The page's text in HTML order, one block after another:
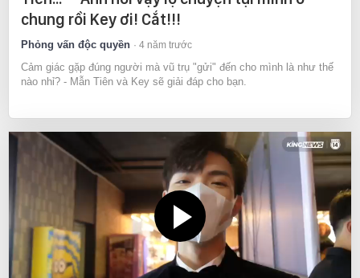
chung rồi Key ơi! Cắt!!!
Phỏng vấn độc quyền 4 năm trước
Cảm giác gặp đúng người mà vũ trụ "gửi" đến cho mình là như thế
nào nhỉ? - Mẫn Tiên và Key sẽ giải đáp cho bạn.